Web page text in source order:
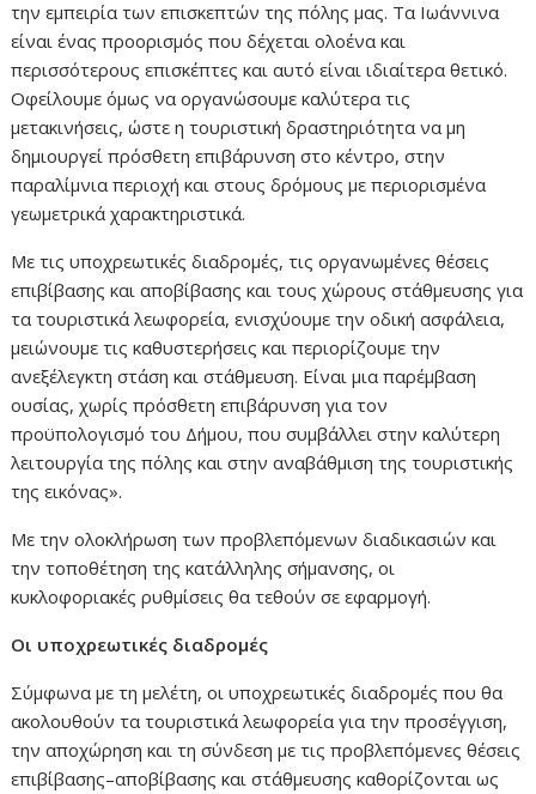
την εμπειρία των επισκεπτών της πόλης μας. Τα Ιωάννινα
είναι ένας προορισμός που δέχεται ολοένα και
περισσότερους επισκέπτες και αυτό είναι ιδιαίτερα θετικό.
Οφείλουμε όμως να οργανώσουμε καλύτερα τις
μετακινήσεις, ώστε η τουριστική δραστηριότητα να μη
δημιουργεί πρόσθετη επιβάρυνση στο κέντρο, στην
παραλίμνια περιοχή και στους δρόμους με περιορισμένα
γεωμετρικά χαρακτηριστικά.
Με τις υποχρεωτικές διαδρομές, τις οργανωμένες θέσεις
επιβίβασης και αποβίβασης και τους χώρους στάθμευσης για
τα τουριστικά λεωφορεία, ενισχύουμε την οδική ασφάλεια,
μειώνουμε τις καθυστερήσεις και περιορίζουμε την
ανεξέλεγκτη στάση και στάθμευση. Είναι μια παρέμβαση
ουσίας, χωρίς πρόσθετη επιβάρυνση για τον
προϋπολογισμό του Δήμου, που συμβάλλει στην καλύτερη
λειτουργία της πόλης και στην αναβάθμιση της τουριστικής
της εικόνας».
Με την ολοκλήρωση των προβλεπόμενων διαδικασιών και
την τοποθέτηση της κατάλληλης σήμανσης, οι
κυκλοφοριακές ρυθμίσεις θα τεθούν σε εφαρμογή.
Οι υποχρεωτικές διαδρομές
Σύμφωνα με τη μελέτη, οι υποχρεωτικές διαδρομές που θα
ακολουθούν τα τουριστικά λεωφορεία για την προσέγγιση,
την αποχώρηση και τη σύνδεση με τις προβλεπόμενες θέσεις
επιβίβασης–αποβίβασης και στάθμευσης καθορίζονται ως